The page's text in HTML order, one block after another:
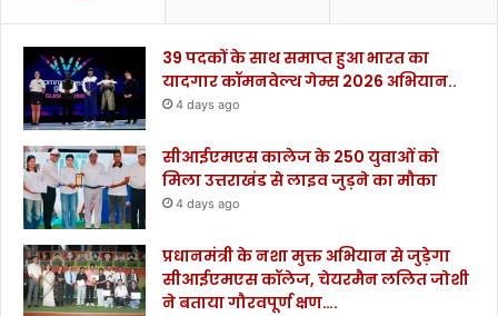
39 पदकों के साथ समाप्त हुआ भारत का
यादगार कॉमनवेल्थ गेम्स 2026 अभियान..
4 days ago
सीआईएमएस कालेज के 250 युवाओं को
मिला उत्तराखंड से लाइव जुड़ने का मौका
4 days ago
प्रधानमंत्री के नशा मुक्त अभियान से जुड़ेगा
सीआईएमएस कॉलेज, चेयरमैन ललित जोशी
ने बताया गौरवपूर्ण क्षण….